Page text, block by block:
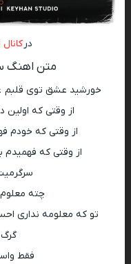
در
متن اهنگ
خورشید عشق توی قلبم
از وقتی که
از وقتی که خودم
از وقتی که
چته
تو که معلومه نداری
فقط